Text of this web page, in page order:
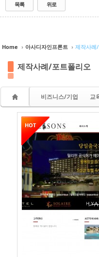
목록 위로
Home › 아사디자인프론트 › 제작사례
제작사례/포트폴리오
비즈니스/기업 교
HOT
Sketchbook5, 스케치북5
Sketchbook5, 스케치북5
Sketchbook5, 스케치북5
Sketchbook5, 스케치북5